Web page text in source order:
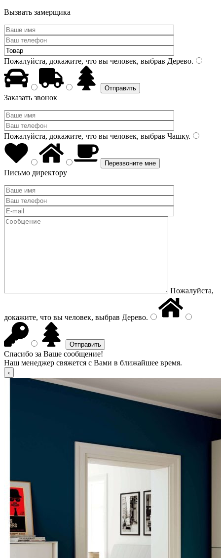
Вызвать замерщика
Пожалуйста, докажите, что вы человек, выбрав Дерево.
Заказать звонок
Пожалуйста, докажите, что вы человек, выбрав Чашку.
Письмо директору
Пожалуйста,
докажите, что вы человек, выбрав Дерево.
Спасибо за Ваше сообщение!
Наш менеджер свяжется с Вами в ближайшее время.